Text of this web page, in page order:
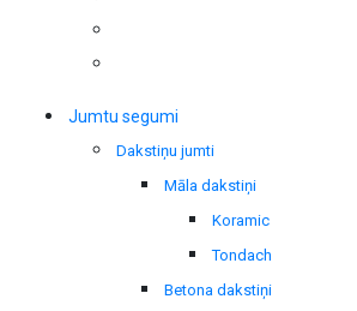
Jumtu segumi
Dakstiņu jumti
Māla dakstiņi
Koramic
Tondach
Betona dakstiņi